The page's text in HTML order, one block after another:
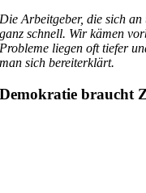
Die Arbeitgeber, die sich an
ganz schnell. Wir kämen
Probleme liegen oft tiefer
man sich bereiterklärt.
Demokratie braucht